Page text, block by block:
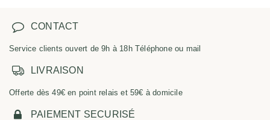
CONTACT
Service clients ouvert de 9h à 18h Téléphone ou mail
LIVRAISON
Offerte dès 49€ en point relais et 59€ à domicile
PAIEMENT SECURISÉ